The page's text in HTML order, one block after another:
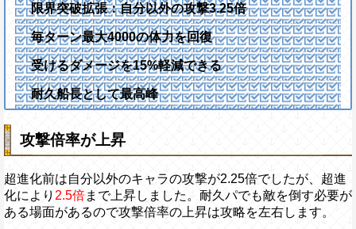
限界突破拡張：自分以外の攻撃3.25倍
毎ターン最大4000の体力を回復
受けるダメージを15%軽減できる
耐久船長として最高峰
攻撃倍率が上昇
超進化前は自分以外のキャラの攻撃が2.25倍でしたが、超進
化により 2.5倍まで上昇しました。耐久パでも敵を倒す必要が
ある場面があるので攻撃倍率の上昇は攻略を左右します。